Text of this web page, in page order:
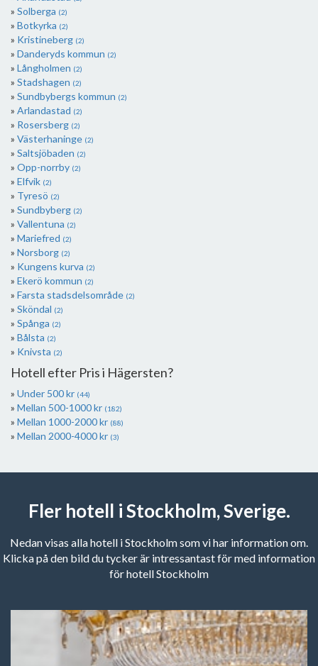
Solberga (2)
Botkyrka (2)
Kristineberg (2)
Danderyds kommun (2)
Långholmen (2)
Stadshagen (2)
Sundbybergs kommun (2)
Arlandastad (2)
Rosersberg (2)
Västerhaninge (2)
Saltsjöbaden (2)
Opp-norrby (2)
Elfvik (2)
Tyresö (2)
Sundbyberg (2)
Vallentuna (2)
Mariefred (2)
Norsborg (2)
Kungens kurva (2)
Ekerö kommun (2)
Farsta stadsdelsområde (2)
Sköndal (2)
Spånga (2)
Bålsta (2)
Knivsta (2)
Hotell efter Pris i Hägersten?
Under 500 kr (44)
Mellan 500-1000 kr (182)
Mellan 1000-2000 kr (88)
Mellan 2000-4000 kr (3)
Fler hotell i Stockholm, Sverige.
Nedan visas alla hotell i Stockholm som vi har information om.
Klicka på den bild du tycker är intressantast för med information
för hotell Stockholm